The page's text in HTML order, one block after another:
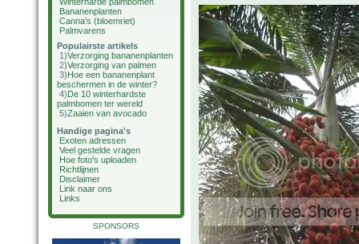
Bananenplanten
Canna's (bloemriet)
Palmvarens
Populairste artikels
1)Verzorging bananenplanten
2)Verzorging van palmen
3)Hoe een bananenplant
beschermen in de winter?
4)De 10 winterhardste
palmbomen ter wereld
5)Zaaien van avocado
Handige pagina's
Exoten adressen
Veel gestelde vragen
Hoe foto's uploaden
Richtlijnen
Disclaimer
Link naar ons
Links
SPONSORS